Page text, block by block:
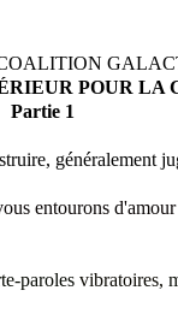
POUR
Partie 1
généralement
entourons
paroles vibratoires,